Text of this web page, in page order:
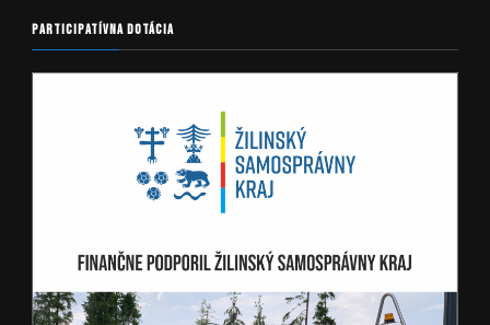
PARTICIPATÍVNA DOTÁCIA